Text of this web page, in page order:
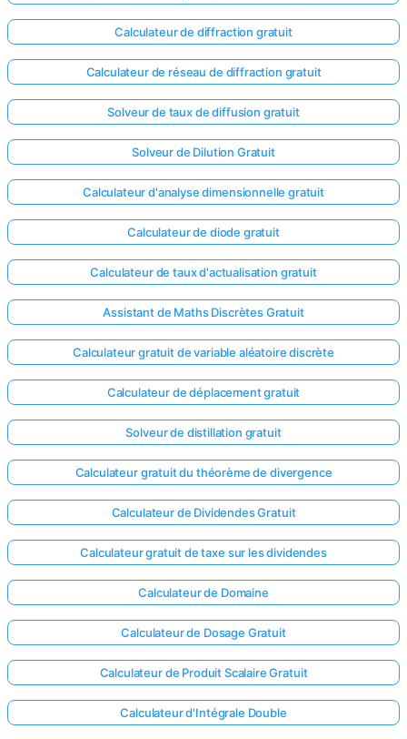
Calculateur de diffraction gratuit
Calculateur de réseau de diffraction gratuit
Solveur de taux de diffusion gratuit
Solveur de Dilution Gratuit
Calculateur d'analyse dimensionnelle gratuit
Calculateur de diode gratuit
Calculateur de taux d'actualisation gratuit
Assistant de Maths Discrètes Gratuit
Calculateur gratuit de variable aléatoire discrète
Calculateur de déplacement gratuit
Solveur de distillation gratuit
Calculateur gratuit du théorème de divergence
Calculateur de Dividendes Gratuit
Calculateur gratuit de taxe sur les dividendes
Calculateur de Domaine
Calculateur de Dosage Gratuit
Calculateur de Produit Scalaire Gratuit
Calculateur d'Intégrale Double